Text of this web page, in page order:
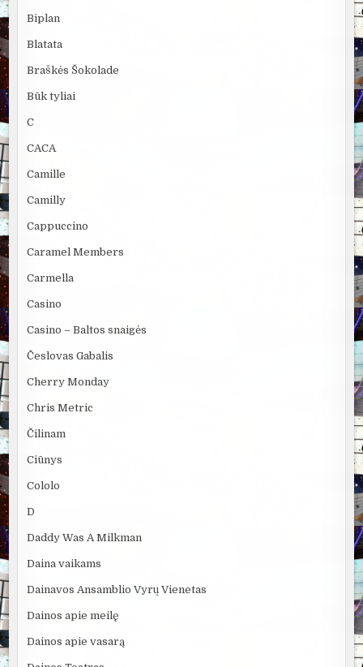
Biplan
Blatata
Braškės Šokolade
Būk tyliai
C
CACA
Camille
Camilly
Cappuccino
Caramel Members
Carmella
Casino
Casino – Baltos snaigės
Česlovas Gabalis
Cherry Monday
Chris Metric
Čilinam
Ciūnys
Cololo
D
Daddy Was A Milkman
Daina vaikams
Dainavos Ansamblio Vyrų Vienetas
Dainos apie meilę
Dainos apie vasarą